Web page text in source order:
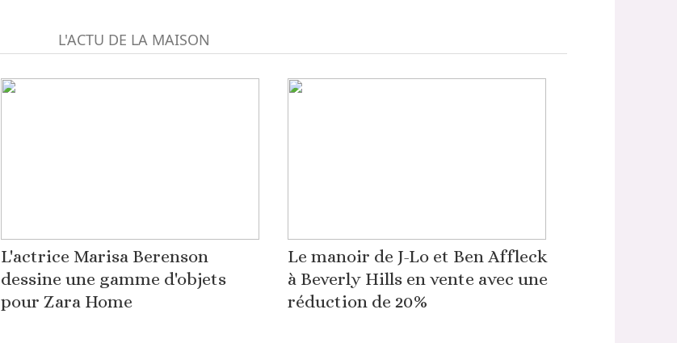
L'ACTU DE LA MAISON
L'actrice Marisa Berenson
dessine une gamme d'objets
pour Zara Home
Le manoir de J-Lo et Ben Affleck
à Beverly Hills en vente avec une
réduction de 20%